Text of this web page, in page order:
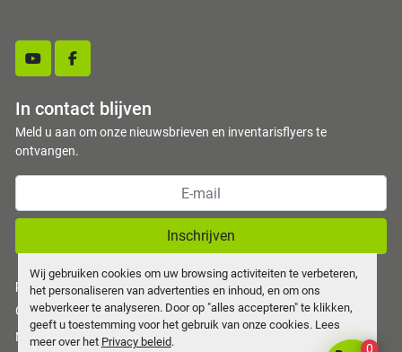
Wij gebruiken cookies om uw browsing activiteiten te verbeteren,
het personaliseren van advertenties en inhoud, en om ons
webverkeer te analyseren. Door op "alles accepteren" te klikken,
geeft u toestemming voor het gebruik van onze cookies. Lees
meer over het Privacy beleid.
youtubefacebook
In contact blijven
Meld u aan om onze nieuwsbrieven en inventarisflyers te
ontvangen.
Inschrijven
privacy policy
Cookies beheren
Machinio Systemwebsite door
0